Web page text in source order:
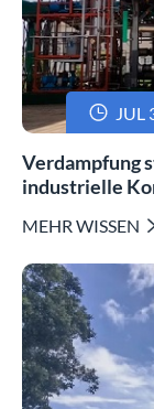
 JUL
Verdampfung
industrielle
MEHR WISSEN